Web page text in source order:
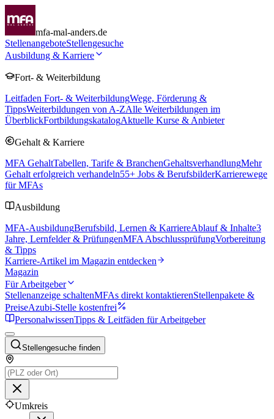
mfa-mal-anders.de
StellenangeboteStellengesuche
Ausbildung & Karriere
Fort- & Weiterbildung
Leitfaden Fort- & WeiterbildungWege, Förderung &
TippsWeiterbildungen von A-ZAlle Weiterbildungen im
ÜberblickFortbildungskatalogAktuelle Kurse & Anbieter
Gehalt & Karriere
MFA GehaltTabellen, Tarife & BranchenGehaltsverhandlungMehr
Gehalt erfolgreich verhandeln55+ Jobs & BerufsbilderKarrierewege
für MFAs
Ausbildung
MFA-AusbildungBerufsbild, Lernen & KarriereAblauf & Inhalte3
Jahre, Lernfelder & PrüfungenMFA AbschlussprüfungVorbereitung
& Tipps
Karriere-Artikel im Magazin entdecken
Magazin
Für Arbeitgeber
Stellenanzeige schaltenMFAs direkt kontaktierenStellenpakete &
PreiseAzubi-Stelle kostenfrei
PersonalwissenTipps & Leitfäden für Arbeitgeber
Stellengesuche finden
Umkreis